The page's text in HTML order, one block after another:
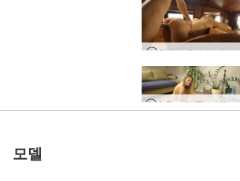
Sali와 Quin의 탑승
A Day In The Life of Lauren, 키예프, 우크라이나
우리의 첫 섹스 테이프올리와 이반의 음탕한 욕망
A Day In The Life of Magen, 방콕, 태국
해변에서 아리엘과 알렉스 섹스Liam과 Liz의 My Asian Girlfriend
세레나 L과 마르코 러빙 터치Charlotta와 Alex의 섹스 장면 만들기
Liam과 Mahalia의 My Manila MistressKatherina의 에로틱 동영상 블로그
캐서리나와 릭 카마 수트라
안나 l과 대니 젖은 사원 섹스실험적인 에로틱 마사지
깊은 침투 마사지
David와 Gia 성적 에너지
커플 물총 마사지
안나 L과 대니 섹스 세션
안나 l과 대니 해피 엔딩 마사지커플의 성적 각성 마사지
성적 마사지
깊은 침투 마사지
삼인조 마사지
성적 힐링 마사지
Serena L과 Alex의 성적 관계
세레나 L 모닝 섹스
성적 탐색 마사지
관능적 인 섹스 마사지
모델